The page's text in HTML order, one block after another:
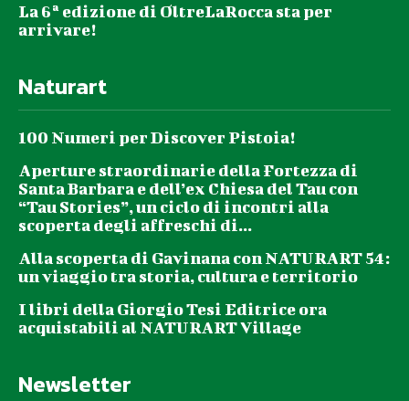
La 6ª edizione di OltreLaRocca sta per
arrivare!
Naturart
100 Numeri per Discover Pistoia!
Aperture straordinarie della Fortezza di
Santa Barbara e dell’ex Chiesa del Tau con
“Tau Stories”, un ciclo di incontri alla
scoperta degli affreschi di...
Alla scoperta di Gavinana con NATURART 54:
un viaggio tra storia, cultura e territorio
I libri della Giorgio Tesi Editrice ora
acquistabili al NATURART Village
Newsletter